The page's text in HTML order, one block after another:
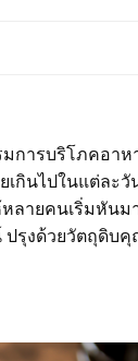
การบริโภคอา
นไปในแต่ละวัน
ลายคนเริ่มหัน
รุงด้วยวัตถุดิบ